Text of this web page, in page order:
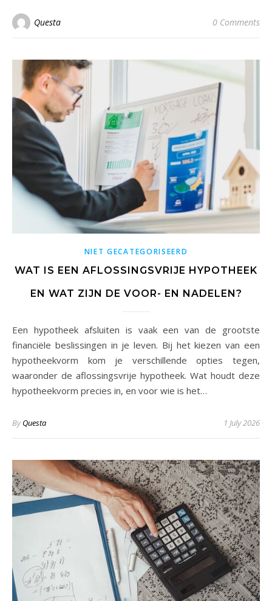
Questa 0 Comments
NIET GECATEGORISEERD
WAT IS EEN AFLOSSINGSVRIJE HYPOTHEEK
EN WAT ZIJN DE VOOR- EN NADELEN?
Een hypotheek afsluiten is vaak een van de grootste
financiële beslissingen in je leven. Bij het kiezen van een
hypotheekvorm kom je verschillende opties tegen,
waaronder de aflossingsvrije hypotheek. Wat houdt deze
hypotheekvorm precies in, en voor wie is het…
ByQuesta 1 July 2026